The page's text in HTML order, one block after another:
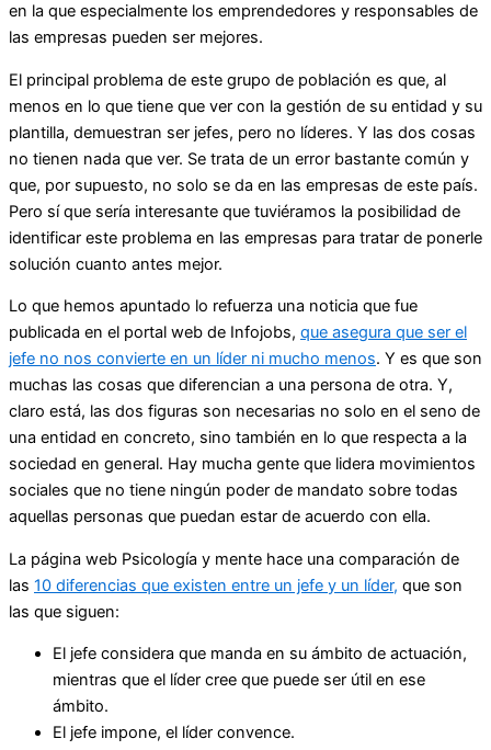
en la que especialmente los emprendedores y responsables de
las empresas pueden ser mejores.
El principal problema de este grupo de población es que, al
menos en lo que tiene que ver con la gestión de su entidad y su
plantilla, demuestran ser jefes, pero no líderes. Y las dos cosas
no tienen nada que ver. Se trata de un error bastante común y
que, por supuesto, no solo se da en las empresas de este país.
Pero sí que sería interesante que tuviéramos la posibilidad de
identificar este problema en las empresas para tratar de ponerle
solución cuanto antes mejor.
Lo que hemos apuntado lo refuerza una noticia que fue
publicada en el portal web de Infojobs, que asegura que ser el
jefe no nos convierte en un líder ni mucho menos. Y es que son
muchas las cosas que diferencian a una persona de otra. Y,
claro está, las dos figuras son necesarias no solo en el seno de
una entidad en concreto, sino también en lo que respecta a la
sociedad en general. Hay mucha gente que lidera movimientos
sociales que no tiene ningún poder de mandato sobre todas
aquellas personas que puedan estar de acuerdo con ella.
La página web Psicología y mente hace una comparación de
las 10 diferencias que existen entre un jefe y un líder, que son
las que siguen:
El jefe considera que manda en su ámbito de actuación,
mientras que el líder cree que puede ser útil en ese
ámbito.
El jefe impone, el líder convence.